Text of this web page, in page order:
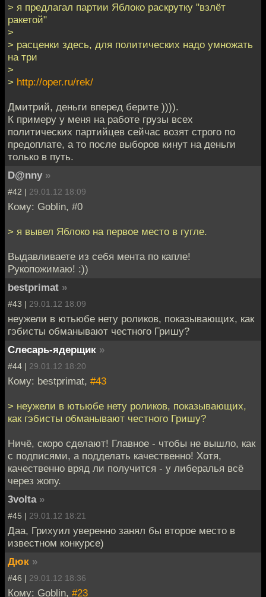
> я предлагал партии Яблоко раскрутку "взлёт
ракетой"
>
> расценки здесь, для политических надо умножать
на три
>
> http://oper.ru/rek/
Дмитрий, деньги вперед берите )))).
К примеру у меня на работе грузы всех
политических партийцев сейчас возят строго по
предоплате, а то после выборов кинут на деньги
только в путь.
D@nny »
#42 | 29.01.12 18:09
Кому: Goblin, #0
> я вывел Яблоко на первое место в гугле.
Выдавливаете из себя мента по капле!
Рукопожимаю! :))
bestprimat »
#43 | 29.01.12 18:09
неужели в ютьюбе нету роликов, показывающих, как
гэбисты обманывают честного Гришу?
Слесарь-ядерщик »
#44 | 29.01.12 18:20
Кому: bestprimat, #43
> неужели в ютьюбе нету роликов, показывающих,
как гэбисты обманывают честного Гришу?
Ничё, скоро сделают! Главное - чтобы не вышло, как
с подписями, а подделать качественно! Хотя,
качественно вряд ли получится - у либералья всё
через жопу.
3volta »
#45 | 29.01.12 18:21
Даа, Грихуил уверенно занял бы второе место в
известном конкурсе)
Дюк »
#46 | 29.01.12 18:36
Кому: Goblin, #23